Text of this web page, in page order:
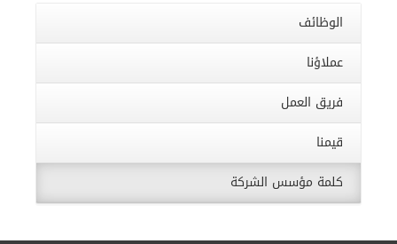
الوظائف
عملاؤنا
فريق العمل
قيمنا
كلمة مؤسس الشركة